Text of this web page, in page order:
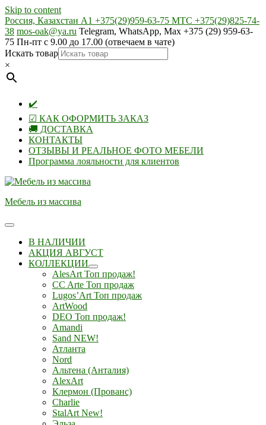
Skip to content
Россия, Казахстан А1 +375(29)959-63-75 МТС +375(29)825-74-
38 mos-oak@ya.ru Telegram, WhatsApp, Max +375 (29) 959-63-
75 Пн-пт с 9.00 до 17.00 (отвечаем в чате)
Искать товар
×
✔️
☑ КАК ОФОРМИТЬ ЗАКАЗ
🚚 ДОСТАВКА
КОНТАКТЫ
ОТЗЫВЫ И РЕАЛЬНОЕ ФОТО МЕБЕЛИ
Программа лояльности для клиентов
Мебель из массива
В НАЛИЧИИ
АКЦИЯ АВГУСТ
КОЛЛЕКЦИИ
AlesArt Топ продаж!
CC Arte Топ продаж
Lugos’Art Топ продаж
ArtWood
DEO Топ продаж!
Amandi
Sand NEW!
Атланта
Nord
Альтена (Анталия)
AlexArt
Клермон (Прованс)
Charlie
StalArt New!